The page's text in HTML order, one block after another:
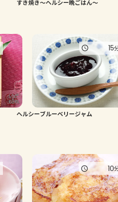
すき焼き～ヘルシー晩ごはん～
ヘルシーブルーベリージャム
15
10